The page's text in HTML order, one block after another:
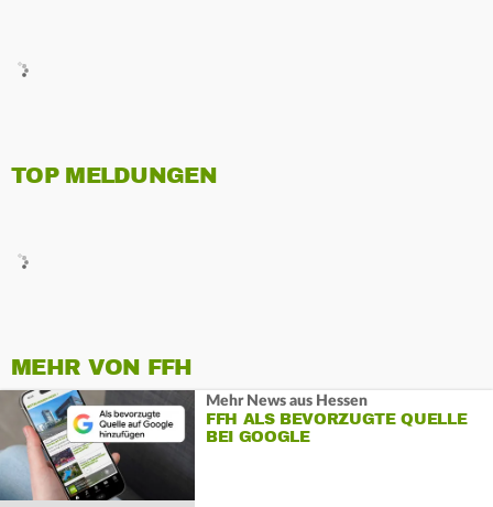
TOP MELDUNGEN
MEHR VON FFH
Mehr News aus Hessen
FFH ALS BEVORZUGTE QUELLE
BEI GOOGLE